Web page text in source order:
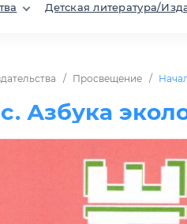
Детская литература/
Просвещение
Азбука